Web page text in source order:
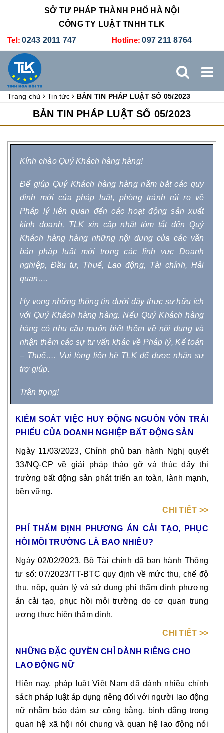
SỞ TƯ PHÁP THÀNH PHỐ HÀ NỘI
CÔNG TY LUẬT TNHH TLK
Tel: 0243 2011 747 Hotline: 097 211 8764
BẢNG GIÁ ĐÀO TẠO TUYỂN DỤNG
Trang chủ Tin tức BẢN TIN PHÁP LUẬT SỐ 05/2023
BẢN TIN PHÁP LUẬT SỐ 05/2023
Kính chào Quý Khách hàng hàng!
Để giúp Quý Khách hàng hàng năm bắt các quy
định mới của pháp luật, phòng tránh rủi ro về
Pháp lý liên quan đến các hoạt động sản xuất
kinh doanh, TLK xin cập nhật tóm tắt đến Quý
Khách hàng hàng những nội dung của các văn
bản pháp luật mới trong các lĩnh vực Doanh
nghiệp, Đầu tư, Thuế, Lao động, Tài chính, Hải
quan,…
Hy vọng những thông tin dưới đây thực sự hữu ích
với Quý Khách hàng hàng. Nếu Quý Khách hàng
hàng có nhu cầu muốn biết thêm về nội dung và
nhận thêm các sự tư vấn khác về Pháp lý, Kế toán
– Thuế,… Vui lòng liên hệ TLK để được nhận sự
trợ giúp.
Trân trọng!
KIỂM SOÁT VIỆC HUY ĐỘNG NGUỒN VỐN TRÁI
PHIẾU CỦA DOANH NGHIỆP BẤT ĐỘNG SẢN
Ngày 11/03/2023, Chính phủ ban hành Nghị quyết
33/NQ-CP về giải pháp tháo gỡ và thúc đẩy thị
trường bất động sản phát triển an toàn, lành mạnh,
bền vững.
CHI TIẾT >>
PHÍ THẨM ĐỊNH PHƯƠNG ÁN CẢI TẠO, PHỤC
HỒI MÔI TRƯỜNG LÀ BAO NHIÊU?
Ngày 02/02/2023, Bộ Tài chính đã ban hành Thông
tư số: 07/2023/TT-BTC quy định về mức thu, chế độ
thu, nộp, quản lý và sử dụng phí thẩm định phương
án cải tạo, phục hồi môi trường do cơ quan trung
ương thực hiện thẩm định.
CHI TIẾT >>
NHỮNG ĐẶC QUYỀN CHỈ DÀNH RIÊNG CHO
LAO ĐỘNG NỮ
Hiện nay, pháp luật Việt Nam đã dành nhiều chính
sách pháp luật áp dụng riêng đối với người lao động
nữ nhằm bảo đảm sự công bằng, bình đẳng trong
quan hệ xã hội nói chung và quan hệ lao động nói